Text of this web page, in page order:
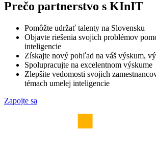
Prečo partnerstvo s KInIT
Pomôžte udržať talenty na Slovensku
Objavte riešenia svojich problémov
inteligencie
Získajte nový pohľad na váš výskum,
Spolupracujte na excelentnom výskume
Zlepšite vedomosti svojich
témach umelej inteligencie
Zapojte sa